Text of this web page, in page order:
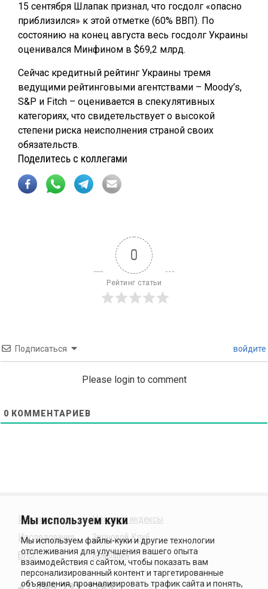
15 сентября Шлапак признал, что госдолг «опасно
приблизился» к этой отметке (60% ВВП). По
состоянию на конец августа весь госдолг Украины
оценивался Минфином в $69,2 млрд.
Сейчас кредитный рейтинг Украины тремя
ведущими рейтинговыми агентствами – Moody’s,
S&P и Fitch – оценивается в спекулятивных
категориях, что свидетельствует о высокой
степени риска неисполнения страной своих
обязательств.
Поделитесь с коллегами
0
Рейтинг статьи
Подписаться войдите
Please login to comment
0 КОММЕНТАРИЕВ
Издания
Исследования
Блог
Ценовые индексы
Зерновой Клуб
Компания